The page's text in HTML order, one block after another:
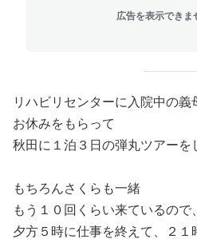
広告を表示できま
リハビリセンターに入院中の義
お休みをもらって
秋田に１泊３日の弾丸ツアーを
もちろんさくらも一緒
もう１０回くらい来ているので
夕方５時に仕事を終えて、２１